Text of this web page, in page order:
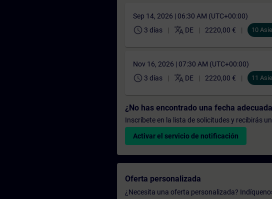
Sep 14, 2026 | 06:30 AM (UTC+00:00)
schedule 3 días translate DE 2220,00 € 10
Nov 16, 2026 | 07:30 AM (UTC+00:00)
schedule 3 días translate DE 2220,00 € 11
¿No has encontrado una fecha
Inscríbete en la lista de solicitudes y recibirás
Activar el servicio de notificación
Oferta personalizada
¿Necesita una oferta personalizada?